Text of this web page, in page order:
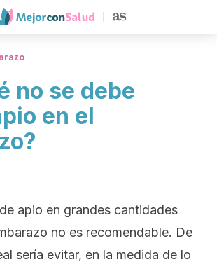
no se debe
en el
apio en grandes cantidades
no es recomendable. De
sería evitar, en la medida de lo